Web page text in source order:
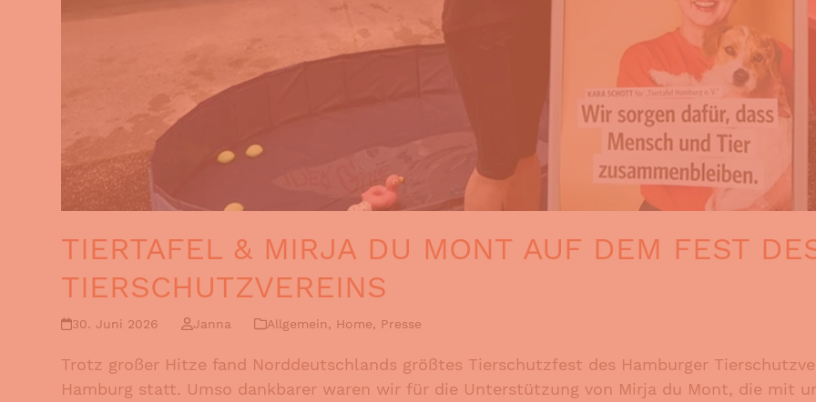
TIERTAFEL & MIRJA DU MONT AUF DEM FEST
TIERSCHUTZVEREINS
30. Juni 2026 Janna Allgemein, Home, Presse
Trotz großer Hitze fand Norddeutschlands größtes Tierschutzfest des Hamburger
Hamburg statt. Umso dankbarer waren wir für die Unterstützung von Mirja du Mont, die mit